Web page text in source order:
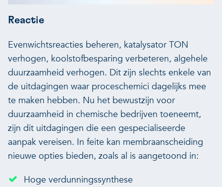
Reactie
Evenwichtsreacties beheren, katalysator TON
verhogen, koolstofbesparing verbeteren, algehele
duurzaamheid verhogen. Dit zijn slechts enkele van
de uitdagingen waar proceschemici dagelijks mee
te maken hebben. Nu het bewustzijn voor
duurzaamheid in chemische bedrijven toeneemt,
zijn dit uitdagingen die een gespecialiseerde
aanpak vereisen. In feite kan membraanscheiding
nieuwe opties bieden, zoals al is aangetoond in:
Hoge verdunningssynthese